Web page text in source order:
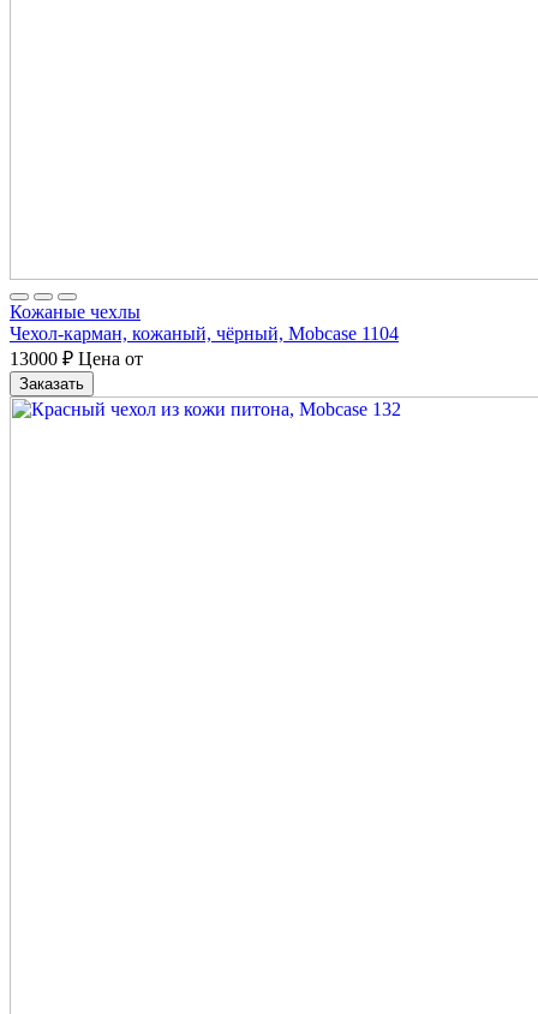
Кожаные чехлы
Чехол-карман, кожаный, чёрный, Mobcase 1104
13000 ₽ Цена от
Заказать